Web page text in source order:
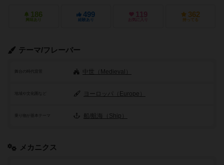
186
興味あり
499
経験あり
119
お気に入り
362
持ってる
テーマ/フレーバー
舞台の時代背景 中世（Medieval）
地域や文化圏など ヨーロッパ（Europe）
乗り物が基本テーマ 船/航海（Ship）
メカニクス